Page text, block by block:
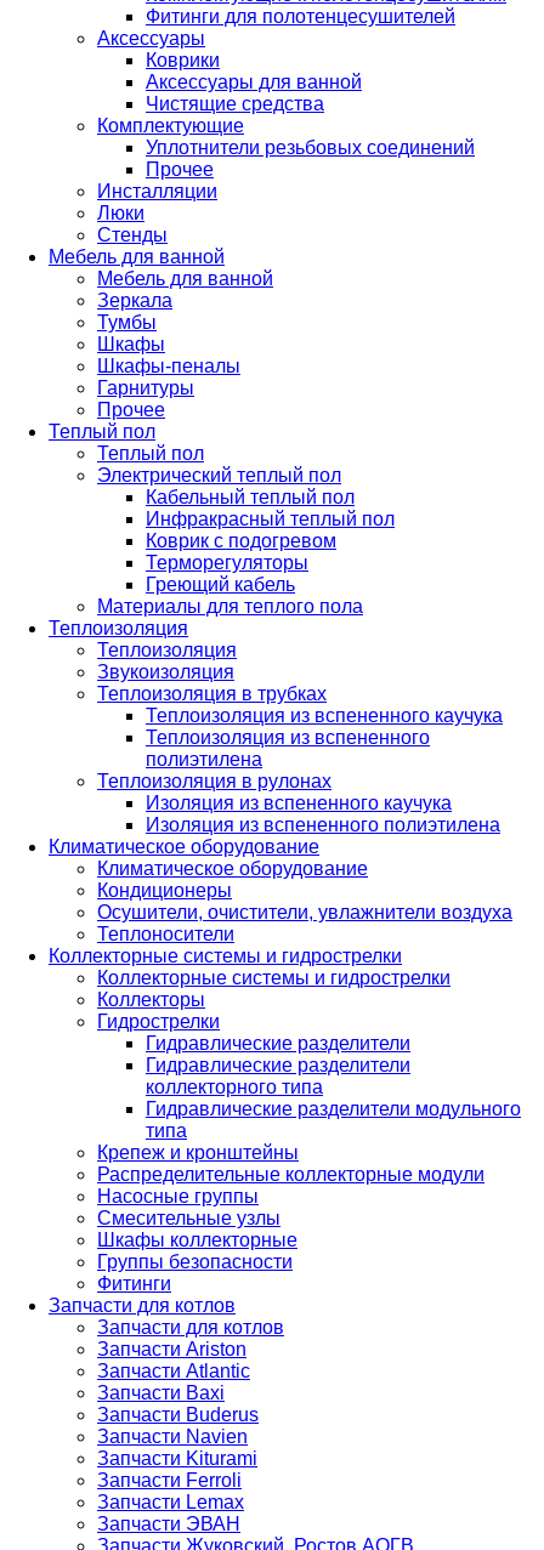
Фитинги для полотенцесушителей
Аксессуары
Коврики
Аксессуары для ванной
Чистящие средства
Комплектующие
Уплотнители резьбовых соединений
Прочее
Инсталляции
Люки
Стенды
Мебель для ванной
Мебель для ванной
Зеркала
Тумбы
Шкафы
Шкафы-пеналы
Гарнитуры
Прочее
Теплый пол
Теплый пол
Электрический теплый пол
Кабельный теплый пол
Инфракрасный теплый пол
Коврик с подогревом
Терморегуляторы
Греющий кабель
Материалы для теплого пола
Теплоизоляция
Теплоизоляция
Звукоизоляция
Теплоизоляция в трубках
Теплоизоляция из вспененного каучука
Теплоизоляция из вспененного
полиэтилена
Теплоизоляция в рулонах
Изоляция из вспененного каучука
Изоляция из вспененного полиэтилена
Климатическое оборудование
Климатическое оборудование
Кондиционеры
Осушители, очистители, увлажнители воздуха
Теплоносители
Коллекторные системы и гидрострелки
Коллекторные системы и гидрострелки
Коллекторы
Гидрострелки
Гидравлические разделители
Гидравлические разделители
коллекторного типа
Гидравлические разделители модульного
типа
Крепеж и кронштейны
Распределительные коллекторные модули
Насосные группы
Смесительные узлы
Шкафы коллекторные
Группы безопасности
Фитинги
Запчасти для котлов
Запчасти для котлов
Запчасти Ariston
Запчасти Atlantic
Запчасти Baxi
Запчасти Buderus
Запчасти Navien
Запчасти Kiturami
Запчасти Ferroli
Запчасти Lemax
Запчасти ЭВАН